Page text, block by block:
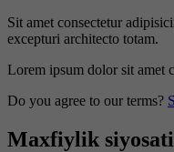
Sit amet consectetur
excepturi architecto totam.
Lorem ipsum dolor sit amet
Do you agree to our terms?
Maxfiylik siyosati